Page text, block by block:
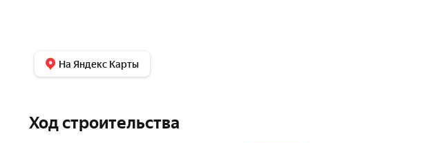
На Яндекс Карты
Ход строительства